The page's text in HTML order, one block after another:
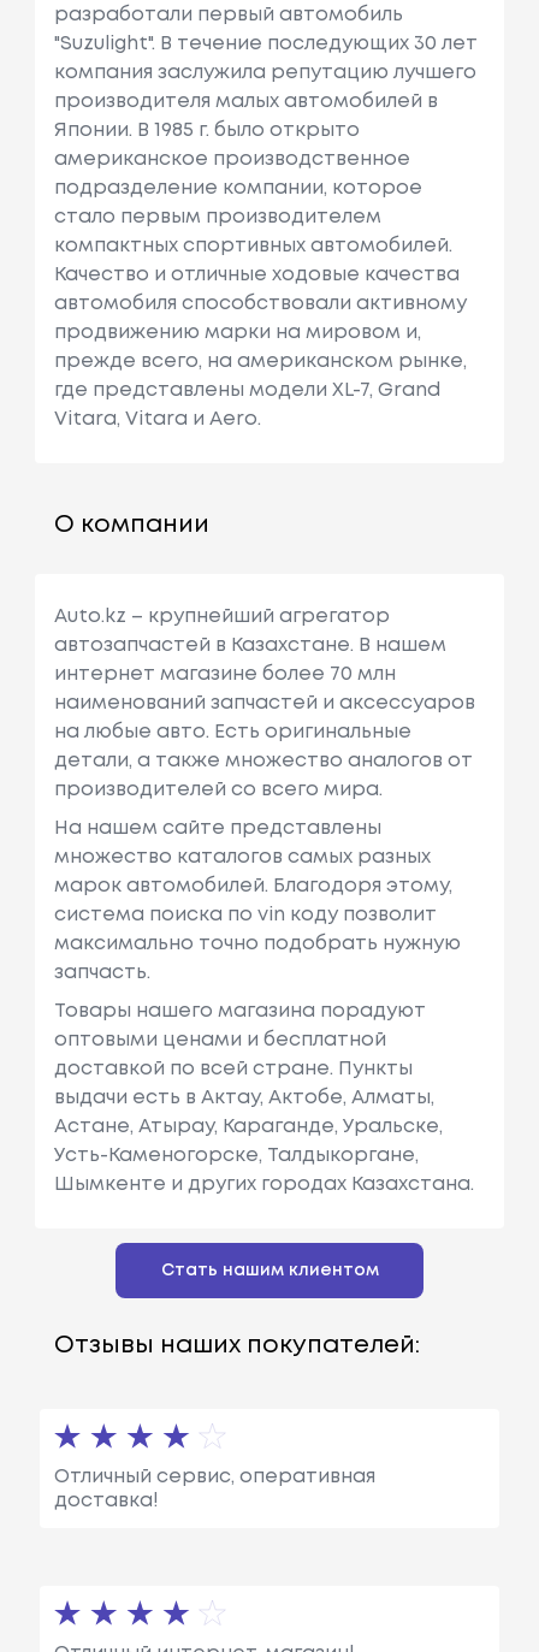
разработали первый автомобиль
"Suzulight". В течение последующих 30 лет
компания заслужила репутацию лучшего
производителя малых автомобилей в
Японии. В 1985 г. было открыто
американское производственное
подразделение компании, которое
стало первым производителем
компактных спортивных автомобилей.
Качество и отличные ходовые качества
автомобиля способствовали активному
продвижению марки на мировом и,
прежде всего, на американском рынке,
где представлены модели XL-7, Grand
Vitara, Vitara и Aero.
О компании
Auto.kz – крупнейший агрегатор
автозапчастей в Казахстане. В нашем
интернет магазине более 70 млн
наименований запчастей и аксессуаров
на любые авто. Есть оригинальные
детали, а также множество аналогов от
производителей со всего мира.
На нашем сайте представлены
множество каталогов самых разных
марок автомобилей. Благодоря этому,
система поиска по vin коду позволит
максимально точно подобрать нужную
запчасть.
Товары нашего магазина порадуют
оптовыми ценами и бесплатной
доставкой по всей стране. Пункты
выдачи есть в Актау, Актобе, Алматы,
Астане, Атырау, Караганде, Уральске,
Усть-Каменогорске, Талдыкоргане,
Шымкенте и других городах Казахстана.
Стать нашим клиентом
Отзывы наших покупателей:
Отличный сервис, оперативная
доставка!